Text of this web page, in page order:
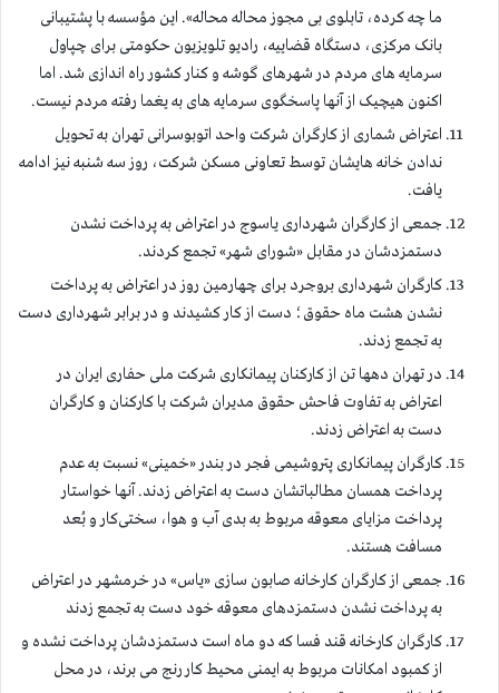
ما چه کرده، تابلوی بی مجوز محاله محاله». اين مؤسسه با پشتیبانی
بانک مرکزی، دستگاه قضاییه، رادیو تلویزیون حکومتی برای چپاول
سرمایه های مردم در شهرهای گوشه و کنار کشور راه اندازی شد. اما
اکنون هیچیک از آنها پاسخگوی سرمایه های به یغما رفته مردم نیست.
اعتراض شماری از کارگران شرکت واحد اتوبوسرانی تهران به تحویل
ندادن خانه هایشان توسط تعاونی مسکن شرکت، روز سه شنبه نیز ادامه
یافت.
جمعی از کارگران شهرداری یاسوج در اعتراض به پرداخت نشدن
دستمزدشان در مقابل «شورای شهر» تجمع کردند.
کارگران شهرداری بروجرد برای چهارمین روز در اعتراض به پرداخت
نشدن هشت ماه حقوق؛ دست از کار کشیدند و در برابر شهرداری دست
به تجمع زدند.
در تهران دهها تن از کارکنان پیمانکاری شرکت ملی حفاری ایران در
اعتراض به تفاوت فاحش حقوق مدیران شرکت با کارکنان و کارگران
دست به اعتراض زدند.
کارگران پیمانکاری پتروشیمی فجر در بندر «خمینی» نسبت به عدم
پرداخت همسان مطالباتشان دست به اعتراض زدند. آنها خواستار
پرداخت مزایای معوقه مربوط به بدی آب و هوا، سختی‌کار و بُعد
مسافت هستند.
جمعی از کارگران کارخانه صابون سازی «یاس» در خرمشهر در اعتراض
به پرداخت نشدن دستمزدهای معوقه خود دست به تجمع زدند
کارگران کارخانه قند فسا که دو ماه است دستمزدشان پرداخت نشده و
از کمبود امکانات مربوط به ایمنی محیط کار رنج می برند، در محل